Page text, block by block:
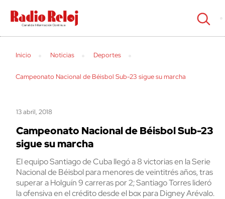
cerrar
Inicio Noticias Deportes
Campeonato Nacional de Béisbol Sub-23 sigue su marcha
13 abril, 2018
Campeonato Nacional de Béisbol Sub-23
sigue su marcha
El equipo Santiago de Cuba llegó a 8 victorias en la Serie
Nacional de Béisbol para menores de veintitrés años, tras
superar a Holguín 9 carreras por 2; Santiago Torres lideró
la ofensiva en el crédito desde el box para Digney Arévalo.